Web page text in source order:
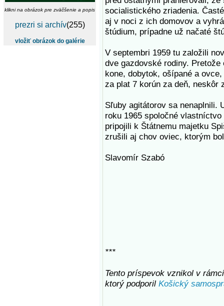
klikni na obrázok pre zväčšenie a popis
prezri si archív(255)
vložiť obrázok do galérie
socialistického zriadenia.
aj v noci z ich domovov a
štúdium, prípadne už načaté
V septembri 1959 tu založili
dve gazdovské rodiny. Pretože
kone, dobytok, ošípané a
za plat 7 korún za deň, neskôr
Sľuby agitátorov sa nenaplnili.
roku 1965 spoločné
pripojili k Štátnemu majetku
zrušili aj chov oviec, ktorým
Slavomír Szabó
***
Tento príspevok vznikol v
ktorý podporil Košický